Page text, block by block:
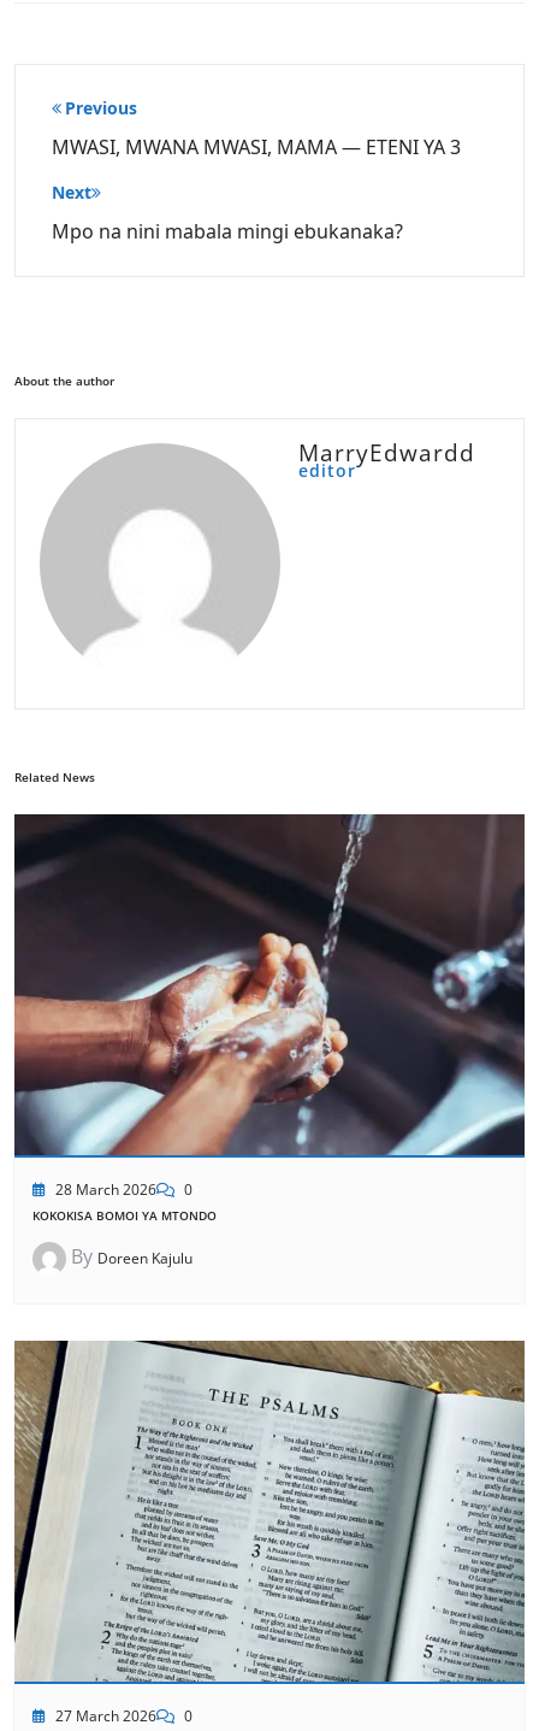
Post
navigation
Previous
MWASI, MWANA MWASI, MAMA — ETENI YA 3
Next
Mpo na nini mabala mingi ebukanaka?
About the author
MarryEdwardd
editor
Related News
28 March 2026 0
KOKOKISA BOMOI YA MTONDO
By Doreen Kajulu
27 March 2026 0